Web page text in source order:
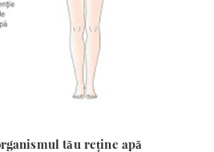
tău reține apă